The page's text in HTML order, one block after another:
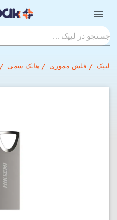
لیپک فلش مموری هایک سمی